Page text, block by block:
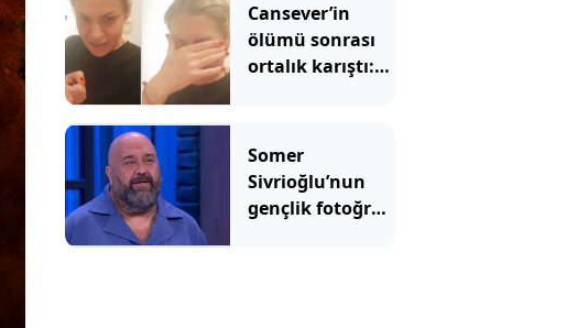
Cansever’in
ölümü sonrası
ortalık karıştı:
ateş püskürdü
Somer
Sivrioğlu’nun
gençlik fotoğrafı